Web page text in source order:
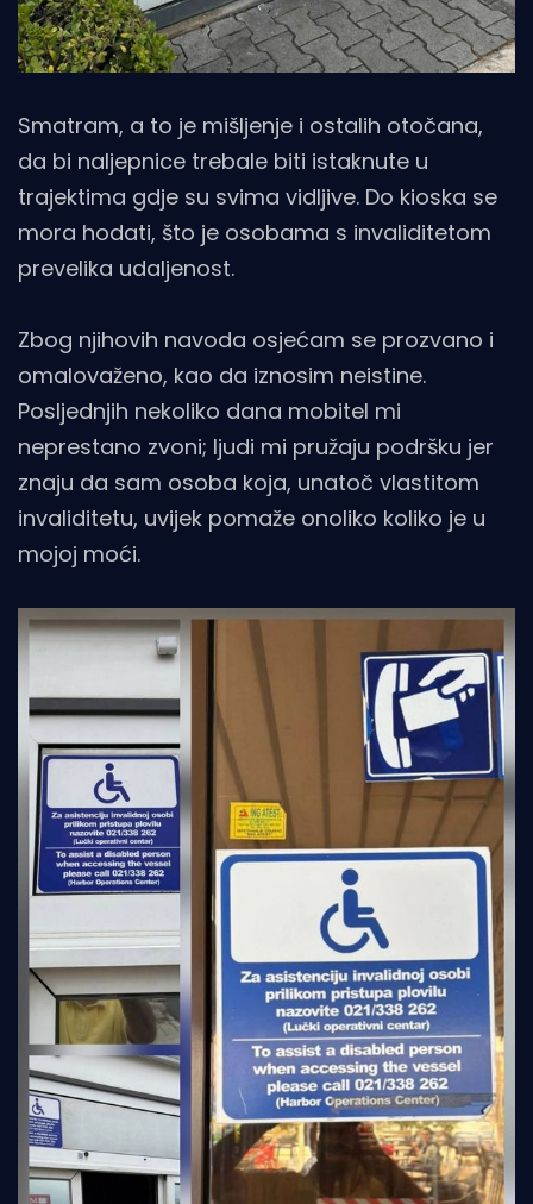
Smatram, a to je mišljenje i ostalih otočana,
da bi naljepnice trebale biti istaknute u
trajektima gdje su svima vidljive. Do kioska se
mora hodati, što je osobama s invaliditetom
prevelika udaljenost.
Zbog njihovih navoda osjećam se prozvano i
omalovaženo, kao da iznosim neistine.
Posljednjih nekoliko dana mobitel mi
neprestano zvoni; ljudi mi pružaju podršku jer
znaju da sam osoba koja, unatoč vlastitom
invaliditetu, uvijek pomaže onoliko koliko je u
mojoj moći.